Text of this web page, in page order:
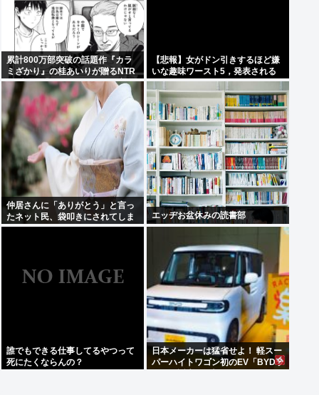
累計800万部突破の話題作『カラ
ミざかり』の桂あいりが贈るNTR
ラブコメ「グラぱらっ！」、完結
までラスト2話！！
【悲報】女がドン引きするほど嫌
いな趣味ワースト5，発表される
仲居さんに「ありがとう」と言っ
たネット民、袋叩きにされてしま
う…
エッヂお盆休みの読書部
誰でもできる仕事してるやつって
死にたくならんの？
日本メーカーは猛省せよ！ 軽スー
パーハイトワゴン初のEV「BYDラ